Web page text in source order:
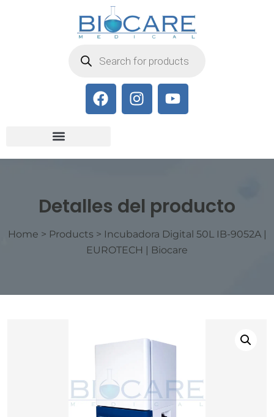
Detalles del producto
Home > Products > Incubadora Digital 50L IB-9052A |
EUROTECH | Biocare